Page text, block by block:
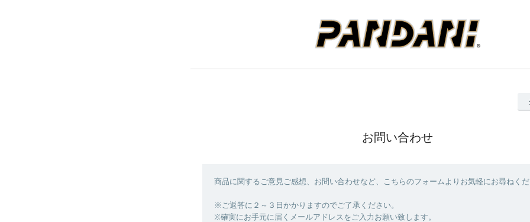
お問い合わせ
商品に関するご意見ご感想、お問い合わせなど、こちらのフォームよりお気軽にお尋ねくだ
※ご返答に２～３日かかりますのでご了承ください。
※確実にお手元に届くメールアドレスをご入力お願い致します。